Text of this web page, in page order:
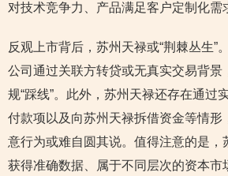
对技术竞争力、产品满足客户定制化需
反观上市背后，苏州天禄或“荆棘丛生”
公司通过关联方转贷或无真实交易背景
规“踩线”。此外，苏州天禄还存在通过
付款项以及向苏州天禄拆借资金等情形
意行为或难自圆其说。值得注意的是，
获得准确数据、属于不同层次的资本市